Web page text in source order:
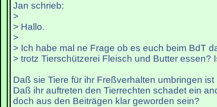
Jan schrieb:
>
> Hallo.
>
> Ich habe mal ne Frage ob es euch beim BdT
> trotz Tierschützerei Fleisch und Butter essen?
Daß sie Tiere für ihr Freßverhalten umbringen
Daß ihr auftreten den Tierrechten schadet ein
doch aus den Beiträgen klar geworden sein?